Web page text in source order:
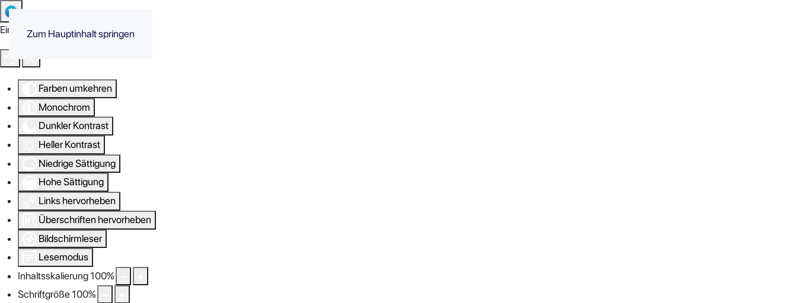
Eingabehilfen öffnen
Farben umkehren
Monochrom
Dunkler Kontrast
Heller Kontrast
Niedrige Sättigung
Hohe Sättigung
Links hervorheben
Überschriften hervorheben
Bildschirmleser
Lesemodus
Inhaltsskalierung100%
Schriftgröße100%
Zum Hauptinhalt springen